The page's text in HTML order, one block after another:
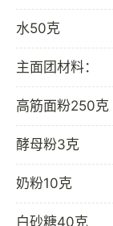
水50克
主面团材料：
高筋面粉250克
酵母粉3克
奶粉10克
白砂糖40克